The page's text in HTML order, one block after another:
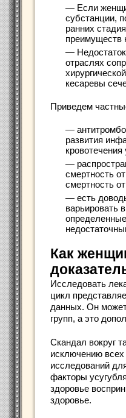
— Если
субстанции,
ранних
преимуществ
— Недостаток
отраслях
кесаревы
Приведем
—
развития
—
смертность
смертность
— есть
варьировать
Как
Исследовать
цикл
данных. Он
групп, а это
Скандал вокруг
исключению всех
исследований
факторы
здоровье
здоровье.